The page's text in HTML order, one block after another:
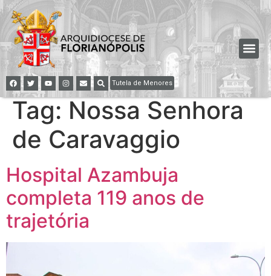
Tutela de Menores
Tag: Nossa Senhora
de Caravaggio
Hospital Azambuja
completa 119 anos de
trajetória